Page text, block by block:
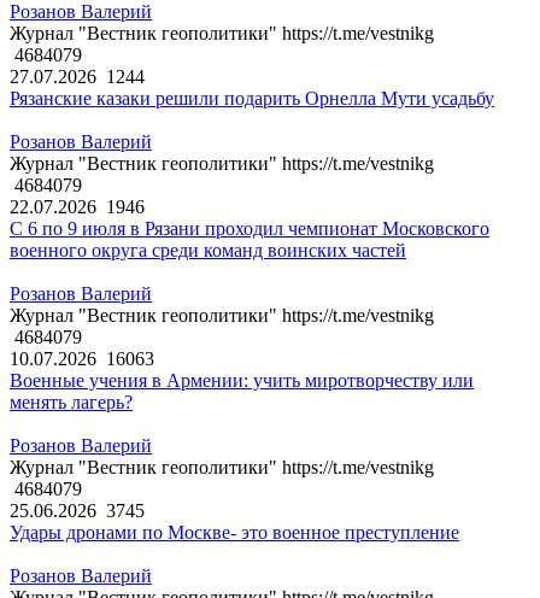
Розанов Валерий
Журнал "Вестник геополитики" https://t.me/vestnikg
4684079
27.07.2026 1244
Рязанские казаки решили подарить Орнелла Мути усадьбу
Розанов Валерий
Журнал "Вестник геополитики" https://t.me/vestnikg
4684079
22.07.2026 1946
С 6 по 9 июля в Рязани проходил чемпионат Московского
военного округа среди команд воинских частей
Розанов Валерий
Журнал "Вестник геополитики" https://t.me/vestnikg
4684079
10.07.2026 16063
Военные учения в Армении: учить миротворчеству или
менять лагерь?
Розанов Валерий
Журнал "Вестник геополитики" https://t.me/vestnikg
4684079
25.06.2026 3745
Удары дронами по Москве- это военное преступление
Розанов Валерий